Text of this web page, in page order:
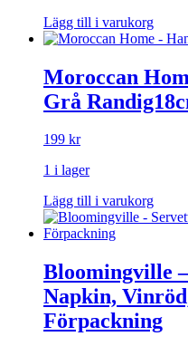
Lägg till i varukorg
Moroccan
Grå
199 kr
1 i lager
Lägg till i varukorg
Bloomingville
Napkin,
Förpackning